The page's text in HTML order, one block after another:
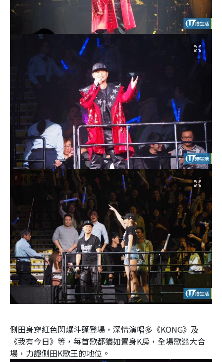
側田身穿紅色閃爆斗篷登場，深情演唱多《KONG》及
《我有今日》等，每首歌都猶如置身K房，全場歌迷大合
場，力證側田K歌王的地位。